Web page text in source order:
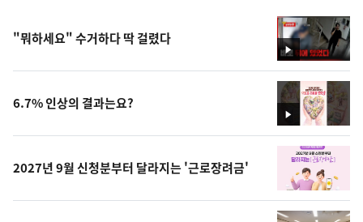
영
상
"뭐하세요" 수거하다 딱 걸렸다
영
상
6.7% 인상의 결과는요?
2027년 9월 신청분부터 달라지는 '근로장려금'